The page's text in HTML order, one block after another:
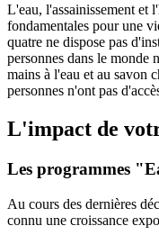
L'eau, l'assainissement et
fondamentales pour une
quatre ne dispose pas
personnes dans le monde
mains à l'eau et au savon
personnes n'ont pas
L'impact de
Les programmes
Au cours des dernières
connu une croissance